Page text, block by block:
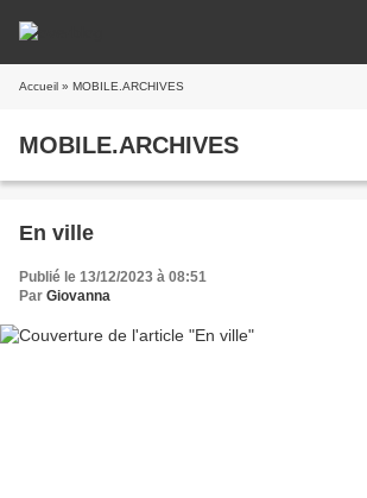
Accueil » MOBILE.ARCHIVES
MOBILE.ARCHIVES
En ville
Publié le 13/12/2023 à 08:51
Par Giovanna